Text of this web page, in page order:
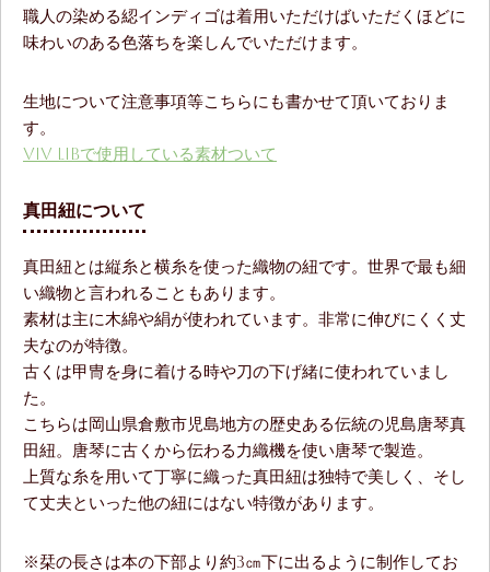
職人の染める綛インディゴは着用いただけばいただくほどに
味わいのある色落ちを楽しんでいただけます。
生地について注意事項等こちらにも書かせて頂いておりま
す。
ViV LiBで使用している素材ついて
真田紐について
真田紐とは縦糸と横糸を使った織物の紐です。世界で最も細
い織物と言われることもあります。
素材は主に木綿や絹が使われています。非常に伸びにくく丈
夫なのが特徴。
古くは甲冑を身に着ける時や刀の下げ緒に使われていまし
た。
こちらは岡山県倉敷市児島地方の歴史ある伝統の児島唐琴真
田紐。唐琴に古くから伝わる力織機を使い唐琴で製造。
上質な糸を用いて丁寧に織った真田紐は独特で美しく、そし
て丈夫といった他の紐にはない特徴があります。
※栞の長さは本の下部より約3㎝下に出るように制作してお